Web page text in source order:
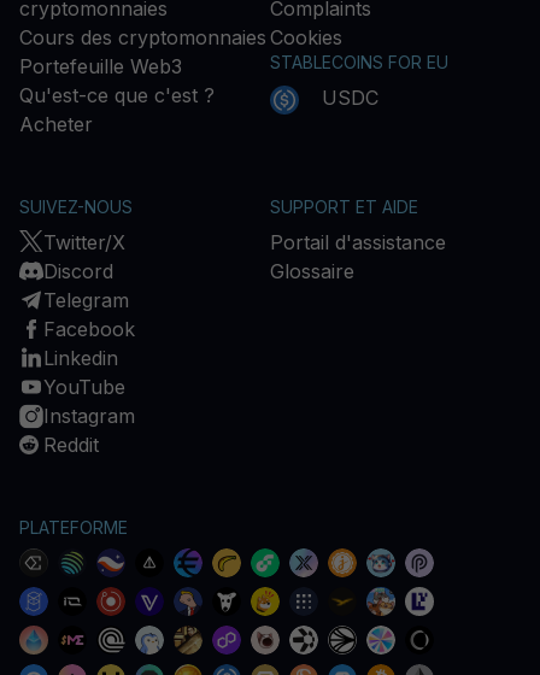
cryptomonnaies
Cours des cryptomonnaies
Portefeuille Web3
Qu'est-ce que c'est ?
Acheter
Complaints
Cookies
STABLECOINS FOR EU
USDC
SUIVEZ-NOUS
Twitter/X
Discord
Telegram
Facebook
Linkedin
YouTube
Instagram
Reddit
SUPPORT ET AIDE
Portail d'assistance
Glossaire
PLATEFORME